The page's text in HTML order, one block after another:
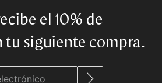
el 10% de
tu siguiente compra.